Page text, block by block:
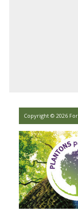
Copyright © 2026